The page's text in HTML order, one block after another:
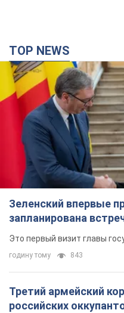
TOP NEWS
Зеленский впервые
запланирована
Это первый визит главы
годину тому 843
Третий армейский
российских